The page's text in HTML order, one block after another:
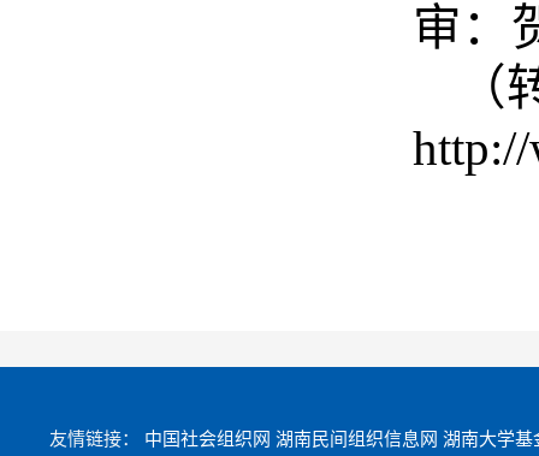
审：
友情链接： 中国社会组织网 湖南民间组织信息网 湖南大学基